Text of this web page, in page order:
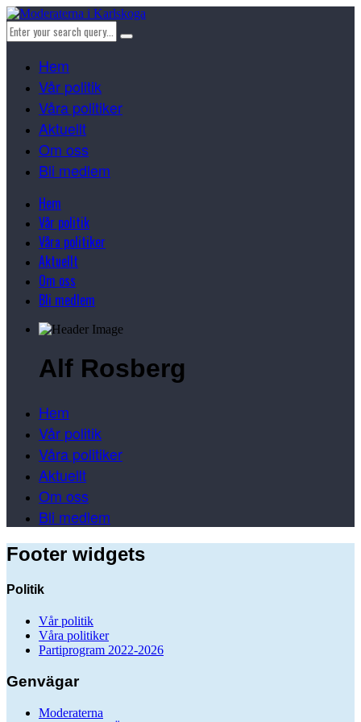
Hem
Vår politik
Våra politiker
Aktuellt
Om oss
Bli medlem
Hem
Vår politik
Våra politiker
Aktuellt
Om oss
Bli medlem
Alf Rosberg
Hem
Vår politik
Våra politiker
Aktuellt
Om oss
Bli medlem
Footer widgets
Politik
Vår politik
Våra politiker
Partiprogram 2022-2026
Genvägar
Moderaterna